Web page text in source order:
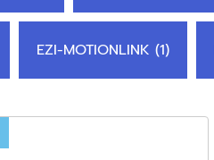
EZI-MOTIONLINK (1)